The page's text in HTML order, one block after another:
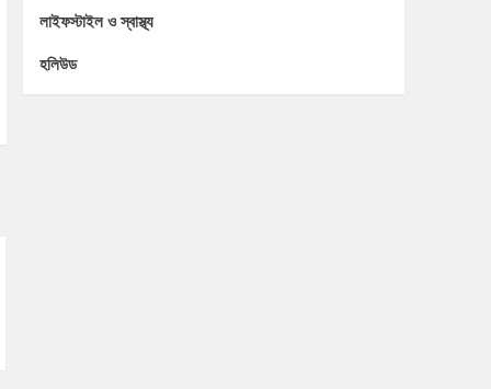
লাইফস্টাইল ও স্বাস্থ্য
হলিউড